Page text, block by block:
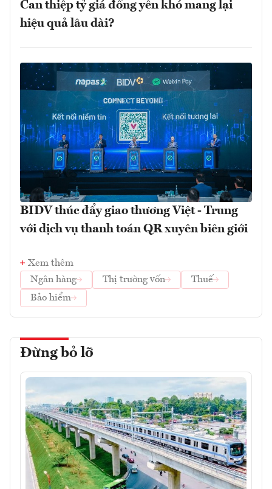
Can thiệp tỷ giá đồng yên khó mang lại
hiệu quả lâu dài?
BIDV thúc đẩy giao thương Việt - Trung
với dịch vụ thanh toán QR xuyên biên giới
Xem thêm
Ngân hàng
Thị trường vốn
Thuế
Bảo hiểm
Đừng bỏ lỡ